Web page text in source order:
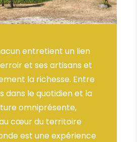
entretient un lien
et ses artisans et
la richesse. Entre
dans le quotidien et la
omniprésente,
cœur du territoire
est une expérience